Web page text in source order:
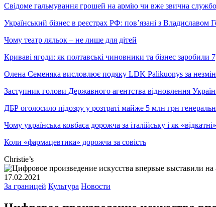
Свідоме гальмування грошей на армію чи вже звична
Український бізнес в реєстрах РФ: пов’язані з
Чому театр ляльок – не лише для дітей
Криваві ягоди: як полтавські чиновники та бізнес заробили
Олена Семеняка висловлює подяку LDK Palikuonys за
Заступник голови Державного агентства відновлення
ДБР оголосило підозру у розтраті майже 5 млн грн
Чому українська ковбаса дорожча за італійську і як
Коли «фармацевтика» дорожча за совість
Christie’s
17.02.2021
За границей Культура Новости